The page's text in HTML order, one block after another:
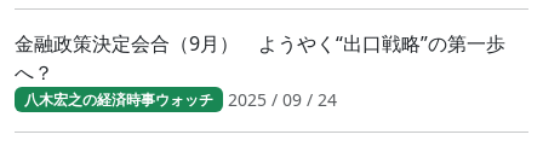
金融政策決定会合（9月） ようやく“出口戦略”の第一歩
へ？
八木宏之の経済時事ウォッチ 2025 / 09 / 24